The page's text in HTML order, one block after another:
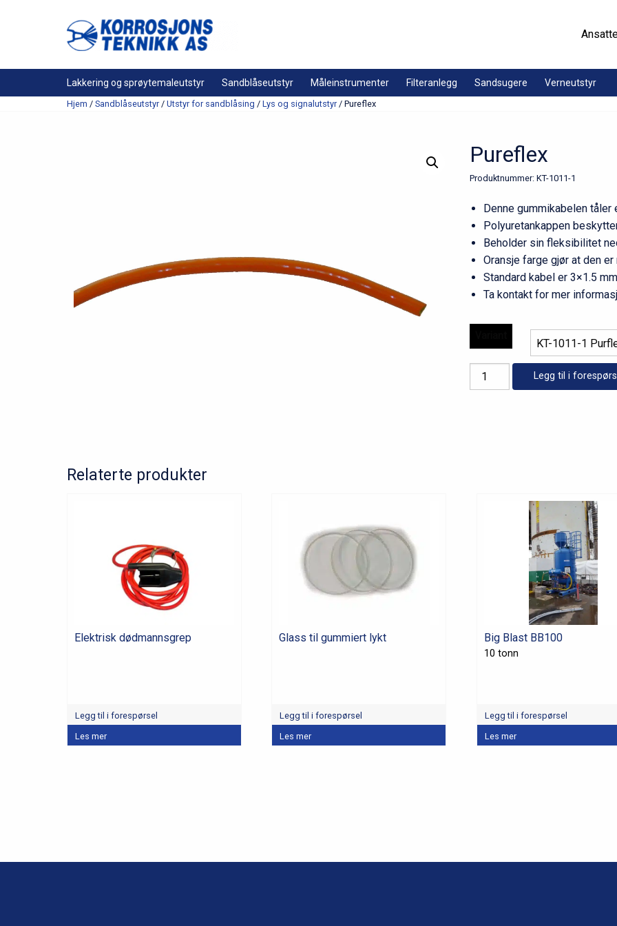
Lakkering og sprøytemaleutstyr Sandblåseutstyr Måleinstrumenter Filteranlegg Sandsugere Verneutstyr
Hjem / Sandblåseutstyr/ Utstyr for sandblåsing / Lys og signalutstyr/ Pureflex
Pureflex
Produktnummer: KT-1011-1
Denne gummikabelen
Polyuretankappen
Beholder sin fleksibilitet
Oransje farge gjør at den
Standard kabel er 3×1.5
Ta kontakt for mer
Pureflex
antall
Legg til i
Relaterte produkter
Elektrisk dødmannsgrep
Legg til i forespørsel
Les mer
Glass til gummiert lykt
Legg til i forespørsel
Les mer
Big Blast BB100
10 tonn
Legg til i forespørsel
Les mer